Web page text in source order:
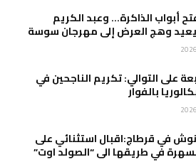
أبواب الذاكرة… وعبد الكريم
وهج العرض إلى مهرجان سوسة
على التوالي: تكريم الناجحين في
بالفوار
في قرطاج:اقبال استثنائي على
في طريقها الى “الصولد اوت”